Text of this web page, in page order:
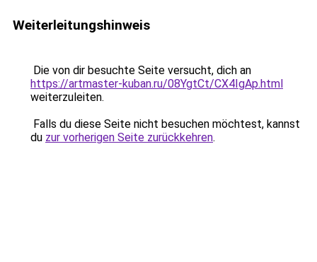
Weiterleitungshinweis
Die von dir besuchte Seite versucht, dich an
https://artmaster-kuban.ru/08YgtCt/CX4IgAp.html
weiterzuleiten.
Falls du diese Seite nicht besuchen möchtest, kannst
du zur vorherigen Seite zurückkehren.